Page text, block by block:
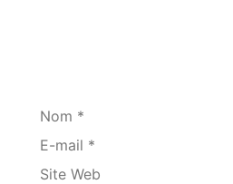
Nom *
E-mail *
Site Web